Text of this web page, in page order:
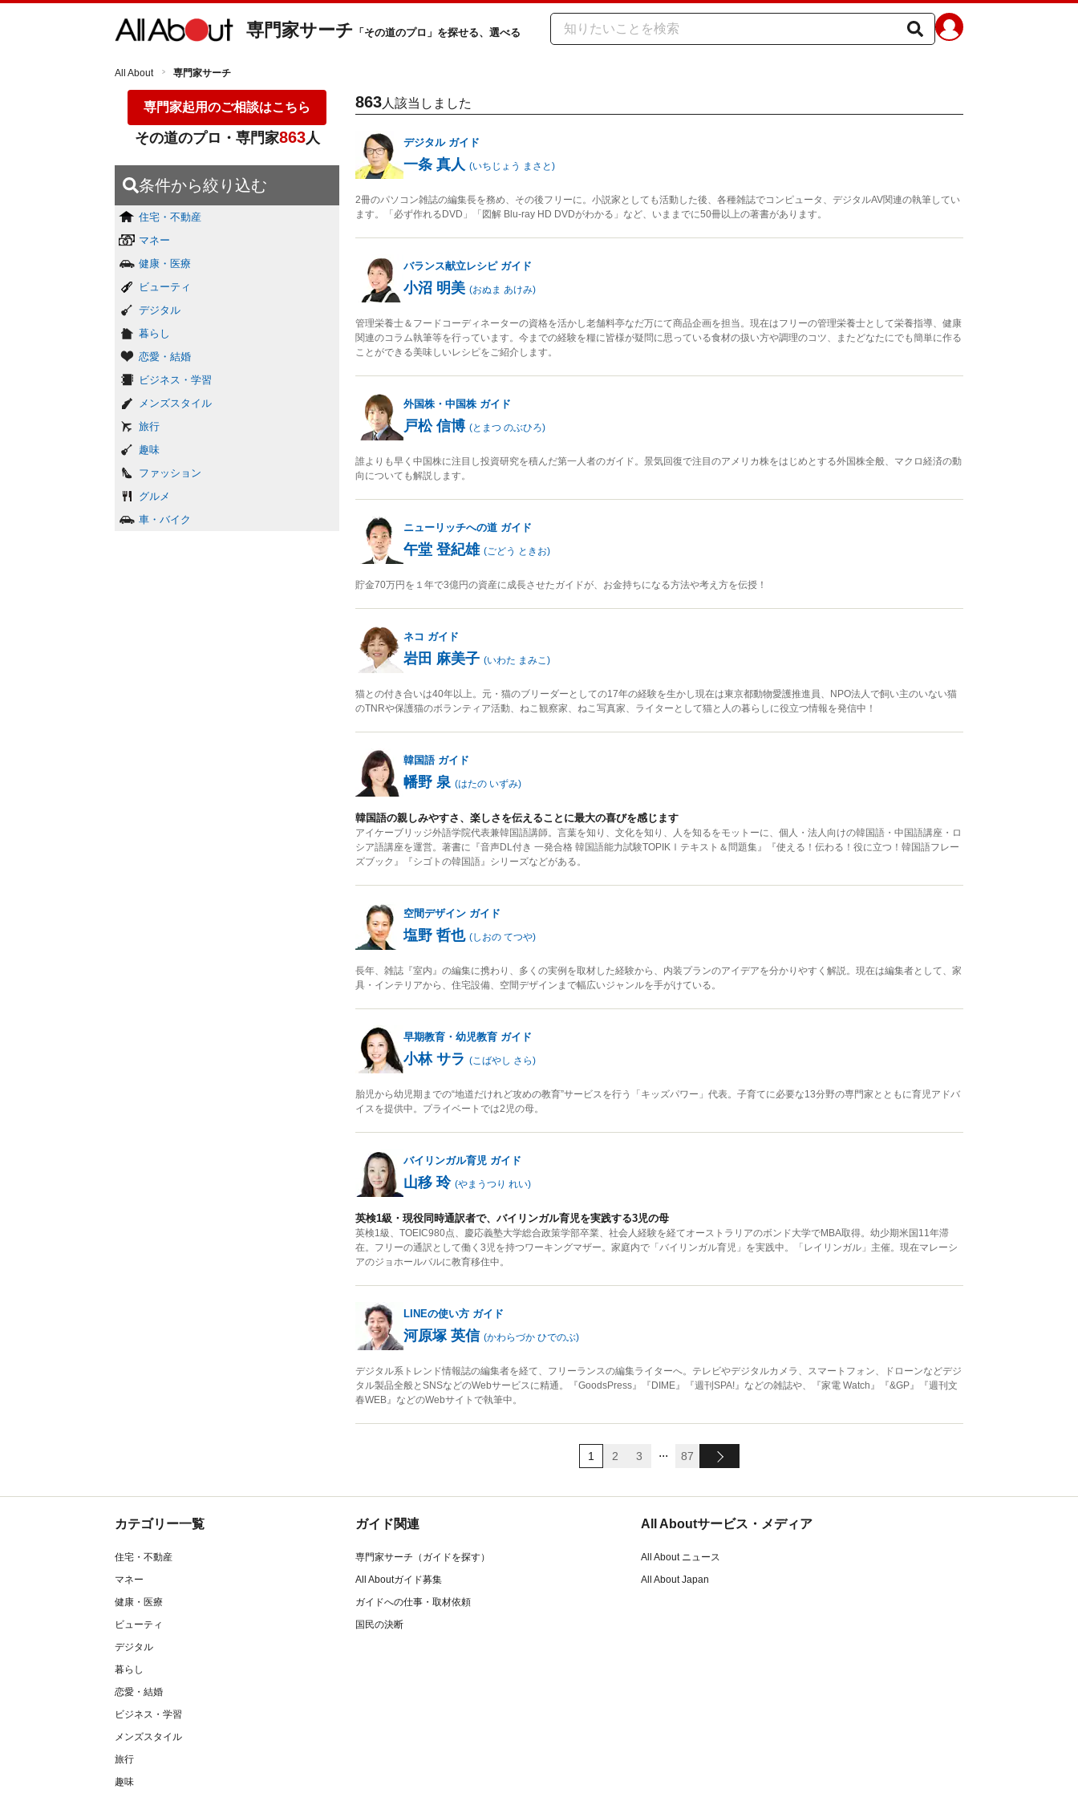
専門家サーチ 「その道のプロ」を探せる、選べる
All About 専門家サーチ
専門家起用のご相談はこちら
その道のプロ・専門家863人
条件から絞り込む
住宅・不動産
マネー
健康・医療
ビューティ
デジタル
暮らし
恋愛・結婚
ビジネス・学習
メンズスタイル
旅行
趣味
ファッション
グルメ
車・バイク
863人該当しました
デジタルガイド
一条 真人 (いちじょう まさと)
2冊のパソコン雑誌の編集長を務め、その後フリーに。小説家としても活動した後、各種雑誌でコンピュータ、デジタルAV関連の執筆してい
ます。「必ず作れるDVD」「図解 Blu-ray HD DVDがわかる」など、いままでに50冊以上の著書があります。
バランス献立レシピガイド
小沼 明美 (おぬま あけみ)
管理栄養士＆フードコーディネーターの資格を活かし老舗料亭なだ万にて商品企画を担当。現在はフリーの管理栄養士として栄養指導、健康
関連のコラム執筆等を行っています。今までの経験を糧に皆様が疑問に思っている食材の扱い方や調理のコツ、またどなたにでも簡単に作る
ことができる美味しいレシピをご紹介します。
外国株・中国株 ガイド
戸松 信博 (とまつ のぶひろ)
誰よりも早く中国株に注目し投資研究を積んだ第一人者のガイド。景気回復で注目のアメリカ株をはじめとする外国株全般、マクロ経済の動
向についても解説します。
ニューリッチへの道 ガイド
午堂 登紀雄 (ごどう ときお)
貯金70万円を１年で3億円の資産に成長させたガイドが、お金持ちになる方法や考え方を伝授！
ネコ ガイド
岩田 麻美子 (いわた まみこ )
猫との付き合いは40年以上。元・猫のブリーダーとしての17年の経験を生かし現在は東京都動物愛護推進員、NPO法人で飼い主のいない猫
のTNRや保護猫のボランティア活動、ねこ観察家、ねこ写真家、ライターとして猫と人の暮らしに役立つ情報を発信中！
韓国語ガイド
幡野 泉 (はたの いずみ)
韓国語の親しみやすさ、楽しさを伝えることに最大の喜びを感じます
アイケーブリッジ外語学院代表兼韓国語講師。言葉を知り、文化を知り、人を知るをモットーに、個人・法人向けの韓国語・中国語講座・ロ
シア語講座を運営。著書に『音声DL付き 一発合格 韓国語能力試験TOPIKⅠテキスト＆問題集』『使える！伝わる！役に立つ！韓国語フレー
ズブック』『シゴトの韓国語』シリーズなどがある。
空間デザイン ガイド
塩野 哲也 (しおの てつや)
長年、雑誌『室内』の編集に携わり、多くの実例を取材した経験から、内装プランのアイデアを分かりやすく解説。現在は編集者として、家
具・インテリアから、住宅設備、空間デザインまで幅広いジャンルを手がけている。
早期教育・幼児教育 ガイド
小林 サラ ( こばやし さら)
胎児から幼児期までの“地道だけれど攻めの教育”サービスを行う「キッズパワー」代表。子育てに必要な13分野の専門家とともに育児アドバ
イスを提供中。プライベートでは2児の母。
バイリンガル育児 ガイド
山移 玲 (やまうつり れい)
英検1級・現役同時通訳者で、バイリンガル育児を実践する3児の母
英検1級、TOEIC980点、慶応義塾大学総合政策学部卒業、社会人経験を経てオーストラリアのボンド大学でMBA取得。幼少期米国11年滞
在。フリーの通訳として働く3児を持つワーキングマザー。家庭内で「バイリンガル育児」を実践中。「レイリンガル」主催。現在マレーシ
アのジョホールバルに教育移住中。
LINEの使い方 ガイド
河原塚 英信 (かわらづか ひでのぶ)
デジタル系トレンド情報誌の編集者を経て、フリーランスの編集ライターへ。テレビやデジタルカメラ、スマートフォン、ドローンなどデジ
タル製品全般とSNSなどのWebサービスに精通。『GoodsPress』『DIME』『週刊SPA!』などの雑誌や、『家電 Watch』『&GP』『週刊文
春WEB』などのWebサイトで執筆中。
1 2 3 ... 87
カテゴリー一覧
住宅・不動産
マネー
健康・医療
ビューティ
デジタル
暮らし
恋愛・結婚
ビジネス・学習
メンズスタイル
旅行
趣味
ガイド関連
専門家サーチ（ガイドを探す）
All Aboutガイド募集
ガイドへの仕事・取材依頼
国民の決断
All Aboutサービス・メディア
All About ニュース
All About Japan